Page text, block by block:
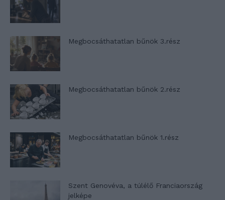
Megbocsáthatatlan bűnök 3.rész
Megbocsáthatatlan bűnök 2.rész
Megbocsáthatatlan bűnök 1.rész
Szent Genovéva, a túlélő Franciaország
jelképe